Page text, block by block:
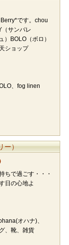
です。chou
サンバレ
BOLO（ボロ）
ショップ
、fog linen
ちで過ごす・・・
日の心地よ
オハナ)、
、靴、雑貨